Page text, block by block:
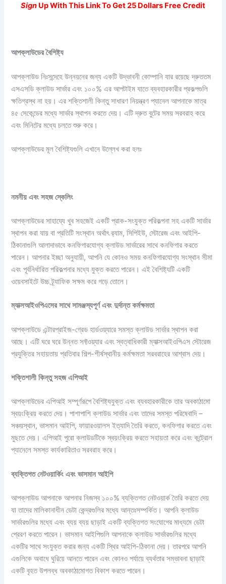
Sign Up With This Link To Get 25 Dollars Free Credit
আপক্লাউডের বৈশিষ্ট্য
আপক্লাউড নিঃসন্দেহে উন্নয়নের জন্য একটি উদ্ভাবনী কোম্পানি যার রয়েছে দ্রুততম
এসএসডি ক্লাউড সার্ভার এবং ১০০% এর আপটাইম যাতে ব্যবহারকারীর প্রকল্পগুলি
ক্ষতিগ্রস্থ না হয়। এর শক্তিশালী কিন্তু সাধারণ নিয়ন্ত্রণ প্যানেল আপনাকে মাত্র
৪৫ সেকেন্ডের মধ্যে সার্ভার স্থাপন করতে দেয়। এটি দ্রুত বুটের সময় সরবরাহ করে
এবং মিনিটের মধ্যে চলতে শুরু করে।
আপক্লাউডের মূল বৈশিষ্ট্যগুলি এখানে উল্লেখ করা হলঃ
নমনীয় এবং সহজ স্কেলিং
আপক্লাউডের সাহায্যে খুব সহজেই একটি প্রাক-সংযুক্ত পরিকল্পনা সহ একটি সার্ভার
স্থাপন করা যায় বা প্রতিটি সংস্থান অর্থাৎ র‍্যাম, সিপিইউ, স্টোরেজ এবং আইপি-
ঠিকানাগুলি আলাদাভাবে কনফিগারযোগ্য ক্লাউড সার্ভারের সাথে কনফিগার করতে
পারেন। আপনার ইচ্ছা অনুযায়ী, আপনি যে কোনও সময় কনফিগারযোগ্য সংস্থান সীমা
এবং পূর্বনির্ধারিত পরিকল্পনার মধ্যে যুক্ত করতে পারেন। এই বৈশিষ্ট্যটি একটি
ওয়েবসাইটে উচ্চ ট্র্যাফিক সক্ষম করে গড়ে তোলে।
ম্যাক্সআইওপিএসের সাথে সামঞ্জস্যপূর্ণ এবং দুর্দান্ত কর্মক্ষমতা
আপক্লাউডে এন্টারপ্রাইজ-গ্রেড হার্ডওয়্যারে সমস্ত ক্লাউড সার্ভার স্থাপন করা
আছে। এটি ঘরে ঘরে উন্নত সফ্টওয়্যার এবং স্বত্বাধিকারী ম্যাক্সআইওপিএস স্টোরেজ
প্রযুক্তির সহায়তায় প্রতিবার শিল্প-শীর্ষস্থানীয় কর্মক্ষমতা সরবরাহের আশ্বাস দেয়।
শক্তিশালী কিন্তু সহজ এপিআই
আপক্লাউডের এপিআই সম্পূর্ণরূপে বৈশিষ্ট্যযুক্ত এবং ব্যবহারকারীকে তার অবকাঠামো
স্বয়ংক্রিয় করতে দেয়। পাশাপাশি ক্লাউড সার্ভার এবং তাদের সমস্ত পরিষেবাদি –
সঞ্চয়স্থান, ভাসমান আইপি, ফায়ারওয়ালস ইত্যাদি তৈরি করতে, কনফিগার করতে এবং
মুছতে দেয়। এপিআই পুরো ক্লাউডটিকে স্বয়ংক্রিয় করতে সহায়তা করে এবং কন্ট্রোল
প্যানেলে সমস্ত কার্যকারিতাও সরবরাহ করে।
ব্যক্তিগত নেটওয়ার্কিং এবং ভাসমান আইপি
আপক্লাউড আপনাকে আপনার নিজস্ব ১০০% ব্যক্তিগত নেটওয়ার্ক তৈরি করতে দেয়
যা তাদের মালিকানাধীন ডেটা কেন্দ্রগুলির মধ্যে আন্তঃসম্পর্কিত। আপনি ক্লাউড
সার্ভারগুলির মধ্যে এবং ব্যয় ব্যয় ছাড়াই একটি ব্যক্তিগত সংযোগের মাধ্যমে ডেটা
প্রেরণ করতে পারেন। ভাসমান আইপিগুলি আপনাকে ক্লাউড সার্ভারগুলির মধ্যে
একটির সাথে সংযুক্ত করার জন্য একটি স্থির আইপি-ঠিকানা দেয়। তারপরে আপনি
এগুলিকে অবাধে ঘুরিয়ে আনতে পারেন এবং কোনও পর্যায়ে ব্যর্থতার সম্ভাবনা ছাড়াই
একটি বৃহত উপলব্ধ অবকাঠামোগত বিকাশ করতে পারেন।